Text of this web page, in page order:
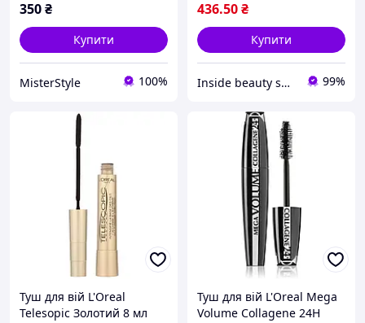
350₴
Купити
MisterStyle 100%
436.50₴
Купити
Inside beauty shop 99%
Туш для вій L'Oreal
Telesopiс Золотий 8 мл
Туш для вій L'Oreal Mega
Volume Collagene 24H